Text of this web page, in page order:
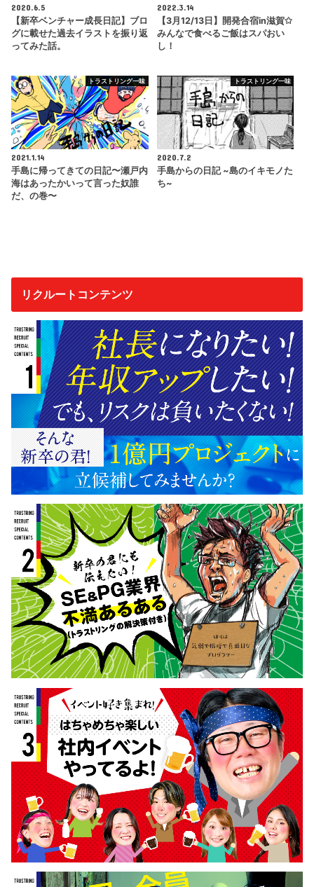
2020.6.5
【新卒ベンチャー成長日記】ブロ
グに載せた過去イラストを振り返
ってみた話。
2022.3.14
【3月12/13日】開発合宿in滋賀✩
みんなで食べるご飯はスパおい
し！
トラストリング一味
2021.1.14
手島に帰ってきての日記〜瀬戸内
海はあったかいって言った奴誰
だ、の巻〜
トラストリング一味
2020.7.2
手島からの日記 ~島のイキモノた
ち~
リクルートコンテンツ